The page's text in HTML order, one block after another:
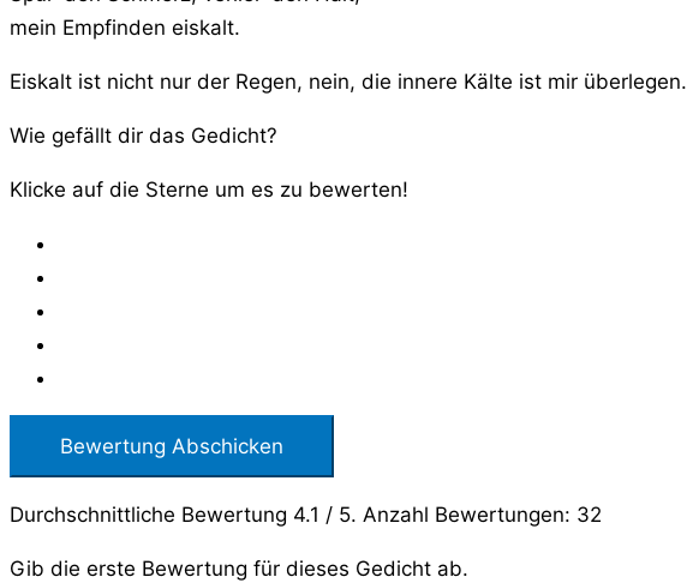
mein Empfinden eiskalt.
Eiskalt ist nicht nur der Regen, nein, die innere Kälte ist mir überlegen.
Wie gefällt dir das Gedicht?
Klicke auf die Sterne um es zu bewerten!
Bewertung Abschicken
Durchschnittliche Bewertung 4.1 / 5. Anzahl Bewertungen: 32
Gib die erste Bewertung für dieses Gedicht ab.